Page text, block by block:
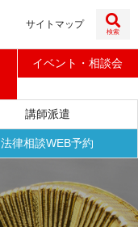
サイトマップ
検索
イベント ・相談会
講師派遣
法律相談WEB予約